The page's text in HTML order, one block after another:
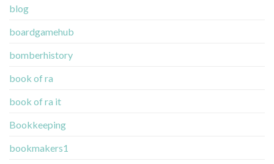
blog
boardgamehub
bomberhistory
book of ra
book of ra it
Bookkeeping
bookmakers1